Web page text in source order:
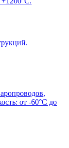
от -60°С до